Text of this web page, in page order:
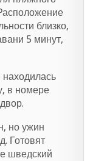
близко,
5 минут,
в номере
но ужин
Готовят
шведский